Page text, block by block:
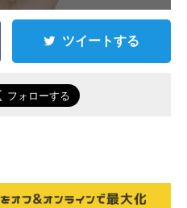
ツイートする